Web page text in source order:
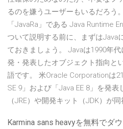
るのを嫌うユーザーもいるだろう
「JavaRa」である Java Runtime
ついて説明する前に、まずはJava
ておきましょう。 Javaは1990年
発・発表したオブジェクト指向と
語です。 米Oracle Corporationは
SE 9」および「Java EE 8」を発
（JRE）や開発キット（JDK）が
Karmina sans heavyを無料でダ